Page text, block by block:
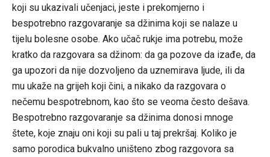
koji su ukazivali učenjaci, jeste i prekomjerno i
bespotrebno razgovaranje sa džinima koji se nalaze u
tijelu bolesne osobe. Ako učač rukje ima potrebu, može
kratko da razgovara sa džinom: da ga pozove da izađe, da
ga upozori da nije dozvoljeno da uznemirava ljude, ili da
mu ukaže na grijeh koji čini, a nikako da razgovara o
nečemu bespotrebnom, kao što se veoma često dešava.
Bespotrebno razgovaranje sa džinima donosi mnoge
štete, koje znaju oni koji su pali u taj prekršaj. Koliko je
samo porodica bukvalno uništeno zbog razgovora sa